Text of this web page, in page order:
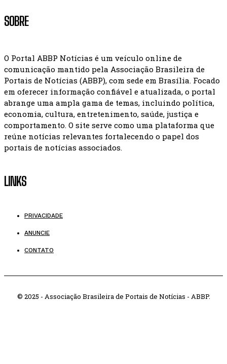
SOBRE
O Portal ABBP Notícias é um veículo online de
comunicação mantido pela Associação Brasileira de
Portais de Notícias (ABBP), com sede em Brasília. Focado
em oferecer informação confiável e atualizada, o portal
abrange uma ampla gama de temas, incluindo política,
economia, cultura, entretenimento, saúde, justiça e
comportamento. O site serve como uma plataforma que
reúne notícias relevantes fortalecendo o papel dos
portais de notícias associados.
LINKS
PRIVACIDADE
ANUNCIE
CONTATO
© 2025 - Associação Brasileira de Portais de Notícias - ABBP.